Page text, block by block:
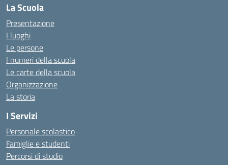
La Scuola
Presentazione
I luoghi
Le persone
I numeri della scuola
Le carte della scuola
Organizzazione
La storia
I Servizi
Personale scolastico
Famiglie e studenti
Percorsi di studio